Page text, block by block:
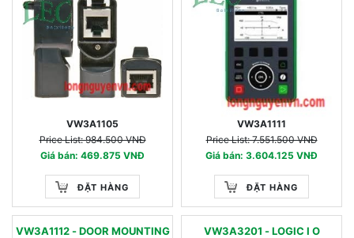
VW3A1105
Price List: 984.500 VNĐ
Giá bán: 469.875 VNĐ
ĐẶT HÀNG
VW3A1111
Price List: 7.551.500 VNĐ
Giá bán: 3.604.125 VNĐ
ĐẶT HÀNG
VW3A1112 - DOOR MOUNTING
VW3A3201 - LOGIC I O